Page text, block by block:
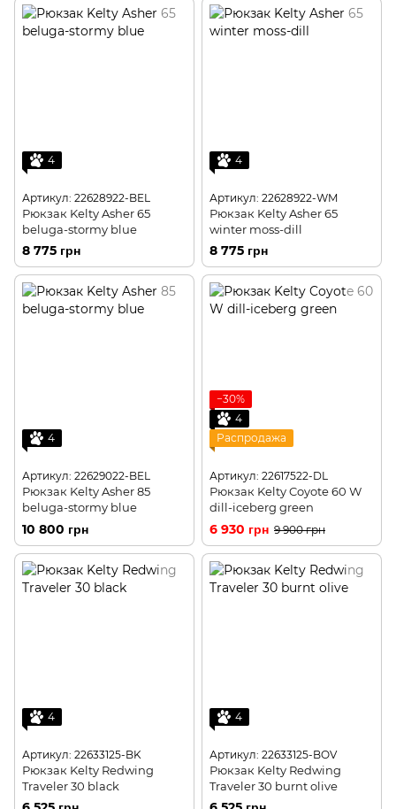
4
Артикул: 22628922-BEL
Рюкзак Kelty Asher 65
beluga-stormy blue
8 775 грн
4
Артикул: 22628922-WM
Рюкзак Kelty Asher 65
winter moss-dill
8 775 грн
4
Артикул: 22629022-BEL
Рюкзак Kelty Asher 85
beluga-stormy blue
10 800 грн
−30%
4
Распродажа
Артикул: 22617522-DL
Рюкзак Kelty Coyote 60 W
dill-iceberg green
6 930 грн 9 900 грн
4
Артикул: 22633125-BK
Рюкзак Kelty Redwing
Traveler 30 black
4
Артикул: 22633125-BOV
Рюкзак Kelty Redwing
Traveler 30 burnt olive